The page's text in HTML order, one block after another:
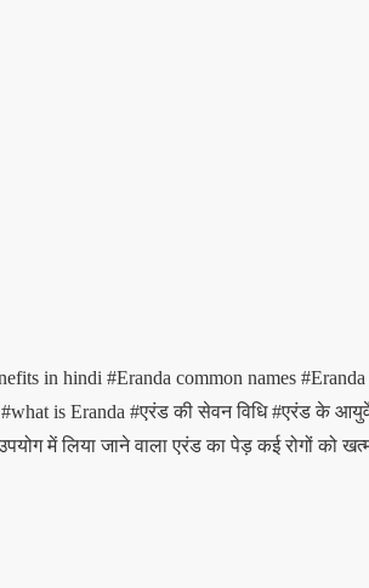
in hindi #Eranda common names
#what is Eranda #एरंड की सेवन विधि#एरंड के
में लिया जाने वाला एरंड का पेड़ कई रोगों को